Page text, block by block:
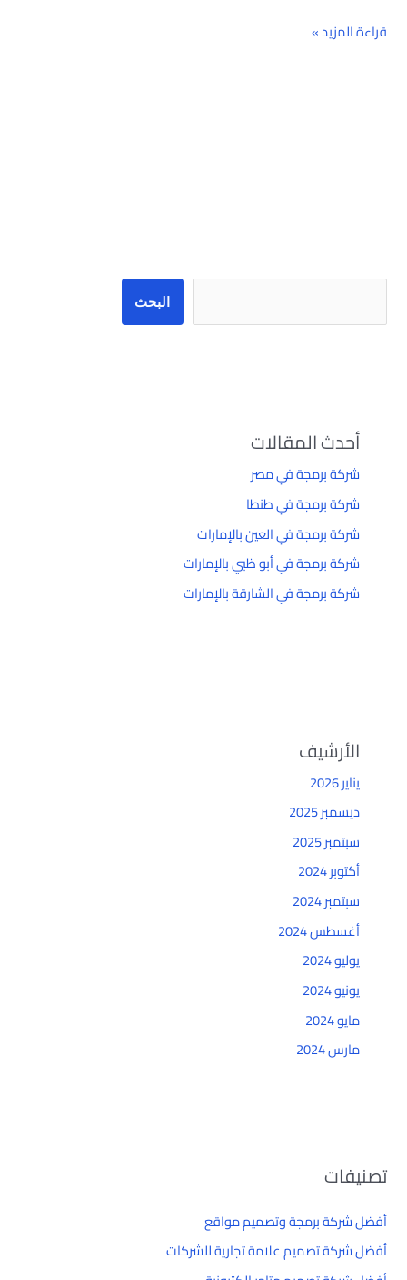
قراءة المزيد »
البحث
أحدث المقالات
شركة برمجة في مصر
شركة برمجة في طنطا
شركة برمجة في العين بالإمارات
شركة برمجة في أبو ظبي بالإمارات
شركة برمجة في الشارقة بالإمارات
الأرشيف
يناير 2026
ديسمبر 2025
سبتمبر 2025
أكتوبر 2024
سبتمبر 2024
أغسطس 2024
يوليو 2024
يونيو 2024
مايو 2024
مارس 2024
تصنيفات
أفضل شركة برمجة وتصميم مواقع
أفضل شركة تصميم علامة تجارية للشركات